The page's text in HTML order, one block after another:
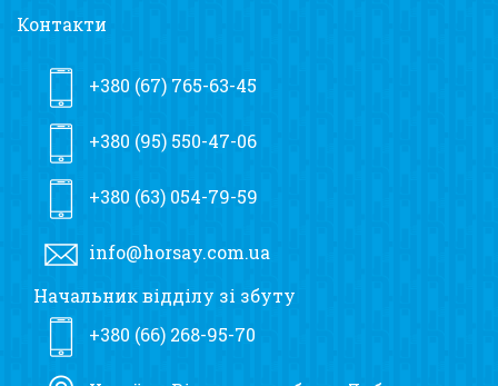
Контакти
+380 (67) 765-63-45
+380 (95) 550-47-06
+380 (63) 054-79-59
info@horsay.com.ua
Начальник відділу зі збуту
+380 (66) 268-95-70